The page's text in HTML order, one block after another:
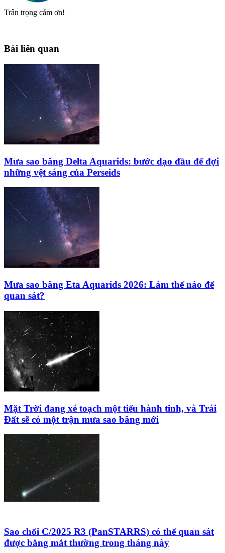
Trân trọng cám ơn!
Bài liên quan
Mưa sao băng Delta Aquarids: bước dạo đầu để đợi
những vệt sáng của Perseids
Mưa sao băng Eta Aquarids 2026: Làm thế nào để
quan sát?
Mặt Trời đang xé toạch một tiểu hành tinh, và Trái
Đất sẽ có một trận mưa sao băng mới
Sao chổi C/2025 R3 (PanSTARRS) có thể quan sát
được bằng mắt thường trong tháng này